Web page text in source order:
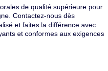
de qualité supérieure pour
Contactez-nous dès
et faites la différence avec
et conformes aux exigences